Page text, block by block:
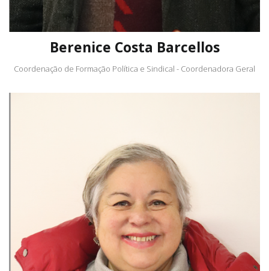
Berenice Costa Barcellos
Coordenação de Formação Política e Sindical - Coordenadora Geral